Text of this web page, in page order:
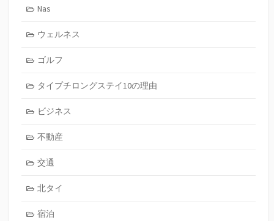
Nas
ウェルネス
ゴルフ
タイプチロングステイ10の理由
ビジネス
不動産
交通
北タイ
宿泊